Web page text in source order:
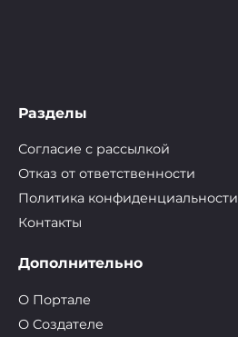
Разделы
Согласие с рассылкой
Отказ от ответственности
Политика конфиденциальности
Контакты
Дополнительно
О Портале
О Cоздателе